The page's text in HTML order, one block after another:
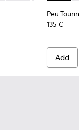
Peu
135 €
Add